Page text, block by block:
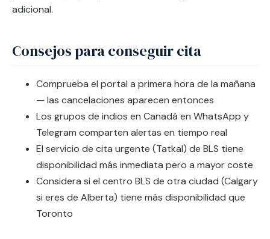
adicional.
Consejos para conseguir cita
Comprueba el portal a primera hora de la mañana
— las cancelaciones aparecen entonces
Los grupos de indios en Canadá en WhatsApp y
Telegram comparten alertas en tiempo real
El servicio de cita urgente (Tatkal) de BLS tiene
disponibilidad más inmediata pero a mayor coste
Considera si el centro BLS de otra ciudad (Calgary
si eres de Alberta) tiene más disponibilidad que
Toronto